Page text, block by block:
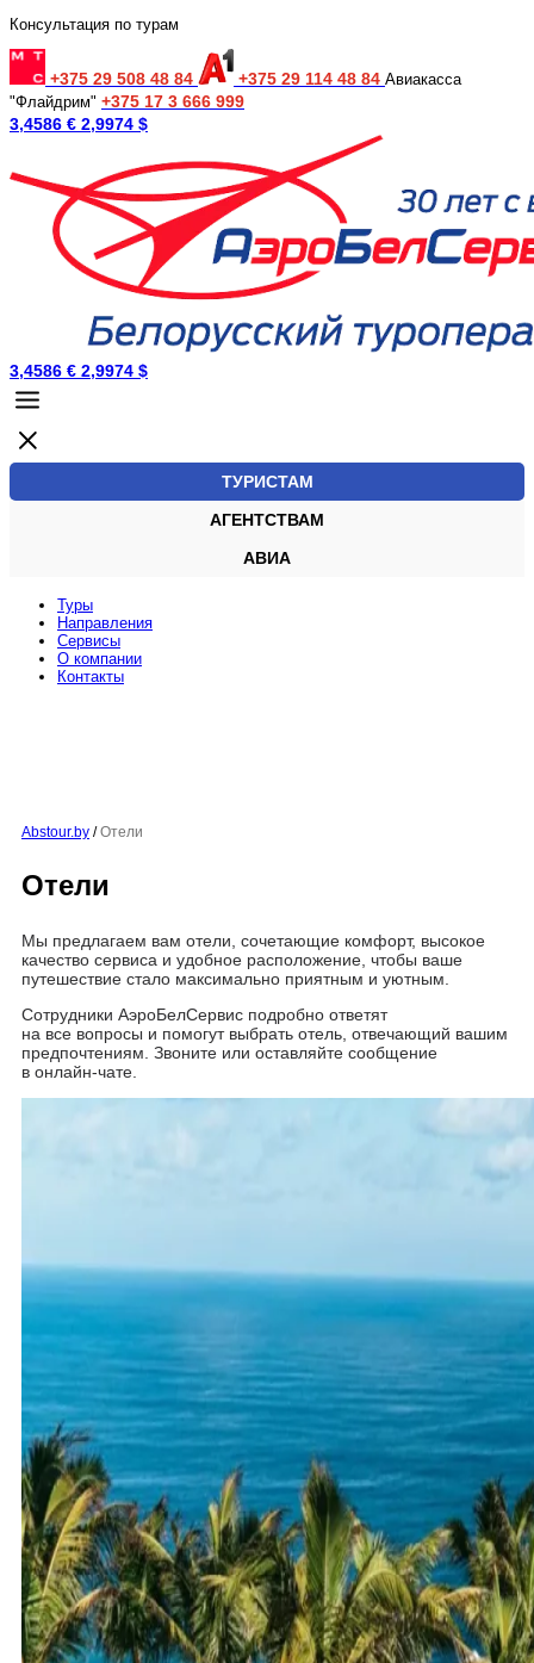
Консультация по турам
+375 29 508 48 84 +375 29 114 48 84 Авиакасса
"Флайдрим" +375 17 3 666 999
3,4586 € 2,9974 $
3,4586 € 2,9974 $
ТУРИСТАМ
АГЕНТСТВАМ
АВИА
Туры
Направления
Сервисы
O компании
Контакты
Abstour.by / Отели
Отели
Мы предлагаем вам отели, сочетающие комфорт, высокое
качество сервиса и удобное расположение, чтобы ваше
путешествие стало максимально приятным и уютным.
Сотрудники АэроБелСервис подробно ответят
на все вопросы и помогут выбрать отель, отвечающий вашим
предпочтениям. Звоните или оставляйте сообщение
в онлайн-чате.